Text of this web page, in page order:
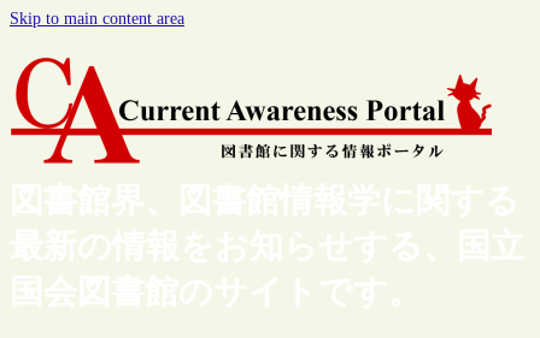
Skip to main content area
図書館界、図書館情報学に関する
最新の情報をお知らせする、国立
国会図書館のサイトです。